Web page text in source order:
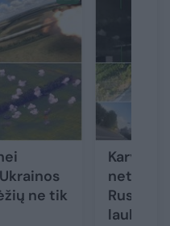
ne tik
netikėtą
Rusiją:
laukti iš